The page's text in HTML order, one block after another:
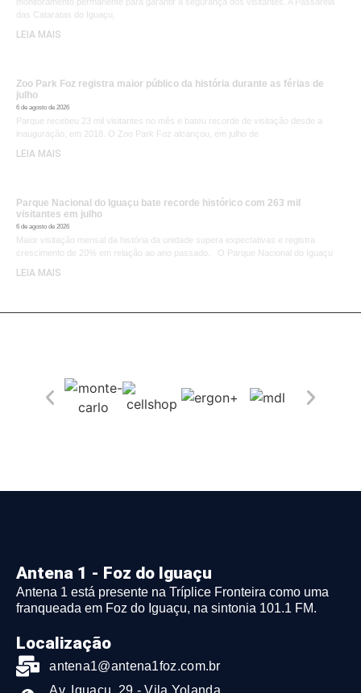
das Cataratas do Iguaçu,
LEIA MAIS
Zoo Park Foz registra maior público da história durante as férias de
julho
6 de agosto de 2026
Parque recebeu 23 mil visitantes no mês e bateu recorde de visitação desde a
inauguração, em 2018. O Zoo Park Foz alcançou, em julho de
LEIA MAIS
Parque Nacional do Iguaçu bate recorde histórico com 263 mil
visitantes em julho
6 de agosto de 2026
Maior visitação mensal da história da unidade supera expectativas e registra
crescimento de 20% em relação ao ano passado. O Parque Nacional do Iguaçu
LEIA MAIS
Antena 1 - Foz do Iguaçu
Antena 1 está presente na Tríplice Fronteira como uma
franqueada em Foz do Iguaçu, na sintonia 101.1 FM.
Localização
antena1@antena1foz.com.br
Av. Iguaçu, 29 - Vila Yolanda